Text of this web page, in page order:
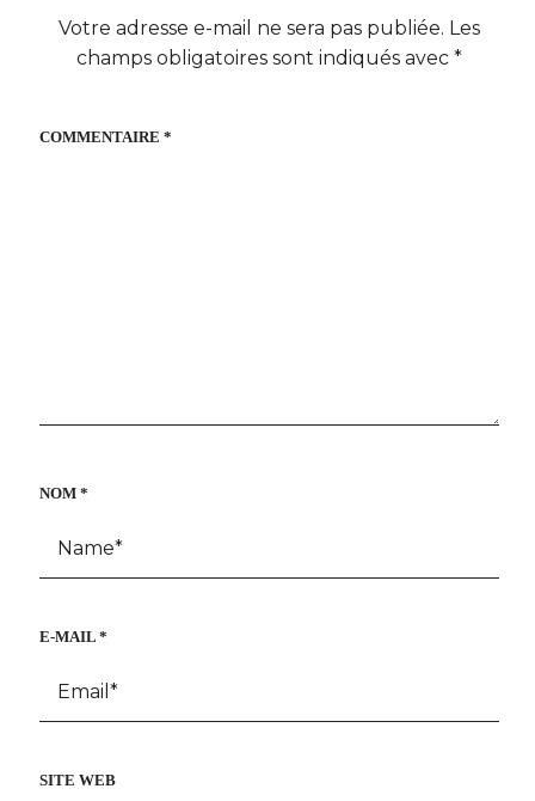
Votre adresse e-mail ne sera pas publiée. Les
champs obligatoires sont indiqués avec *
COMMENTAIRE *
NOM *
E-MAIL *
SITE WEB